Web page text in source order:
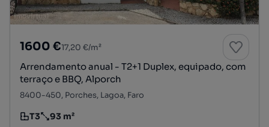
1600 €17,20 €/m²
Arrendamento anual - T2+1 Duplex, equipado, com
terraço e BBQ, Alporch
8400-450, Porches, Lagoa, Faro
Tipologia
T3
Preço por metro quadrado
93 m²